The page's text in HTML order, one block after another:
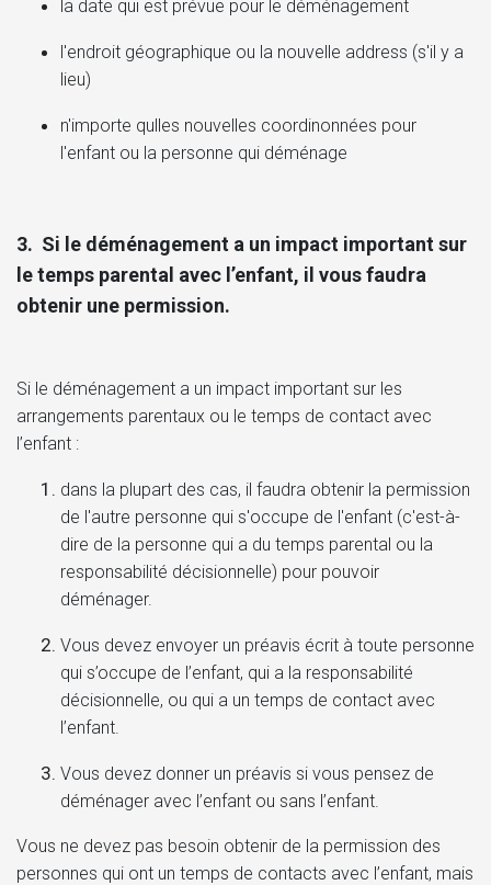
la date qui est prévue pour le déménagement
l'endroit géographique ou la nouvelle address (s'il y a
lieu)
n'importe qulles nouvelles coordinonnées pour
l'enfant ou la personne qui déménage
3. Si le déménagement a un impact important sur
le temps parental avec l’enfant, il vous faudra
obtenir une permission.
Si le déménagement a un impact important sur les
arrangements parentaux ou le temps de contact avec
l’enfant :
dans la plupart des cas, il faudra obtenir la permission
de l'autre personne qui s'occupe de l'enfant (c'est-à-
dire de la personne qui a du temps parental ou la
responsabilité décisionnelle) pour pouvoir
déménager.
Vous devez envoyer un préavis écrit à toute personne
qui s’occupe de l’enfant, qui a la responsabilité
décisionnelle, ou qui a un temps de contact avec
l’enfant.
Vous devez donner un préavis si vous pensez de
déménager avec l’enfant ou sans l’enfant.
Vous ne devez pas besoin obtenir de la permission des
personnes qui ont un temps de contacts avec l’enfant, mais